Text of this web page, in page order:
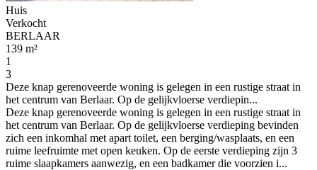
Huis
Verkocht
BERLAAR
139 m²
1
3
Deze knap gerenoveerde woning is gelegen in een rustige straat in
het centrum van Berlaar. Op de gelijkvloerse verdiepin...
Deze knap gerenoveerde woning is gelegen in een rustige straat in
het centrum van Berlaar. Op de gelijkvloerse verdieping bevinden
zich een inkomhal met apart toilet, een berging/wasplaats, en een
ruime leefruimte met open keuken. Op de eerste verdieping zijn 3
ruime slaapkamers aanwezig, en een badkamer die voorzien i...